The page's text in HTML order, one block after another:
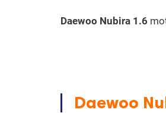
Daewoo Nubira 1.6
Daewoo